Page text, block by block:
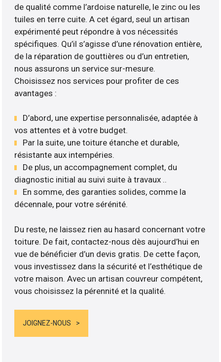
de qualité comme l’ardoise naturelle, le zinc ou les
tuiles en terre cuite. A cet égard, seul un artisan
expérimenté peut répondre à vos nécessités
spécifiques. Qu’il s’agisse d’une rénovation entière,
de la réparation de gouttières ou d’un entretien,
nous assurons un service sur-mesure.
Choisissez nos services pour profiter de ces
avantages :
D’abord, une expertise personnalisée, adaptée à
vos attentes et à votre budget.
Par la suite, une toiture étanche et durable,
résistante aux intempéries.
De plus, un accompagnement complet, du
diagnostic initial au suivi suite à travaux ..
En somme, des garanties solides, comme la
décennale, pour votre sérénité.
Du reste, ne laissez rien au hasard concernant votre
toiture. De fait, contactez-nous dès aujourd’hui en
vue de bénéficier d’un devis gratis. De cette façon,
vous investissez dans la sécurité et l’esthétique de
votre maison. Avec un artisan couvreur compétent,
vous choisissez la pérennité et la qualité.
JOIGNEZ-NOUS